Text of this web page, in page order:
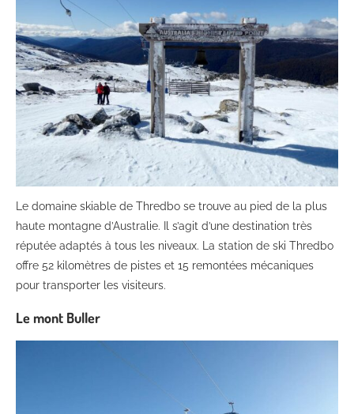
Le domaine skiable de Thredbo se trouve au pied de la plus
haute montagne d’Australie. Il s’agit d’une destination très
réputée adaptés à tous les niveaux. La station de ski Thredbo
offre 52 kilomètres de pistes et 15 remontées mécaniques
pour transporter les visiteurs.
Le mont Buller